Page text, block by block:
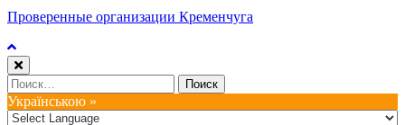
Проверенные организации Кременчуга
Найти:
Українською »